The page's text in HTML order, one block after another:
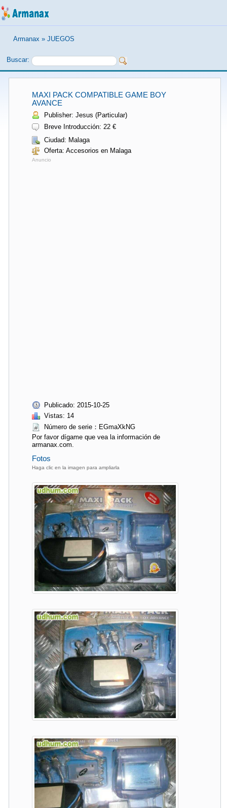
Armanax » JUEGOS
Buscar:
MAXI PACK COMPATIBLE GAME BOY
AVANCE
Publisher: Jesus (Particular)
Breve Introducción: 22 €
Ciudad: Malaga
Oferta: Accesorios en Malaga
Anuncio
Publicado: 2015-10-25
Vistas: 14
Número de serie：EGmaXkNG
Por favor dígame que vea la información de
armanax.com.
Fotos
Haga clic en la imagen para ampliarla